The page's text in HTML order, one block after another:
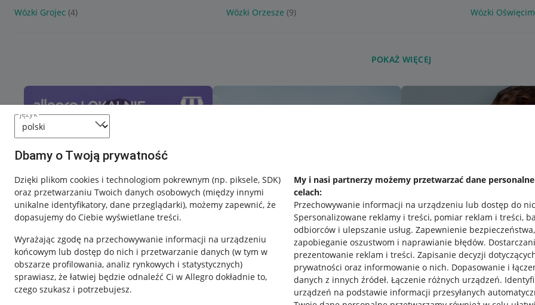
język
Dbamy o Twoją prywatność
Dzięki plikom cookies i technologiom pokrewnym (np. piksele, SDK)
oraz przetwarzaniu Twoich danych osobowych (między innymi
unikalne identyfikatory, dane przeglądarki), możemy zapewnić, że
dopasujemy do Ciebie wyświetlane treści.
Wyrażając zgodę na przechowywanie informacji na urządzeniu
końcowym lub dostęp do nich i przetwarzanie danych (w tym w
obszarze profilowania, analiz rynkowych i statystycznych)
sprawiasz, że łatwiej będzie odnaleźć Ci w Allegro dokładnie to,
czego szukasz i potrzebujesz.
My i nasi partnerzy możemy przetwarzać dane
celach:
Przechowywanie informacji na urządzeniu lub dostęp do
Spersonalizowane reklamy i treści, pomiar reklam i treści,
odbiorców i ulepszanie usług. Zapewnienie bezpieczeństwa,
zapobieganie oszustwom i naprawianie błędów.
prezentowanie reklam i treści. Zapisanie decyzji
prywatności oraz informowanie o nich. Dopasowanie i
danych z innych źródeł. Łączenie różnych urządzeń.
urządzeń na podstawie informacji przesyłanych
Wózki Grojec (4) Wózki Orzesze (9) Wózki Oświęcim
POKAŻ WIĘCEJ
Nawigacja
Przydatne informacje Pobierz aplikację